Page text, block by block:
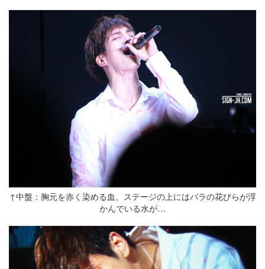
↑中盤：胸元を赤く染める血、ステージの上にはバラの花びらが浮
かんでいる水が…